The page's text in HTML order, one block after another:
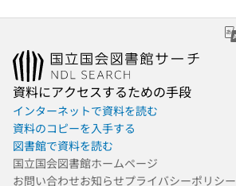
資料にアクセスするための手段
インターネットで資料を読む
資料のコピーを入手する
図書館で資料を読む
国立国会図書館ホームページ
お問い合わせお知らせプライバシーポリシー